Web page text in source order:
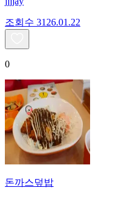
조회수 31 26.01.22
0
돈까스덮밥